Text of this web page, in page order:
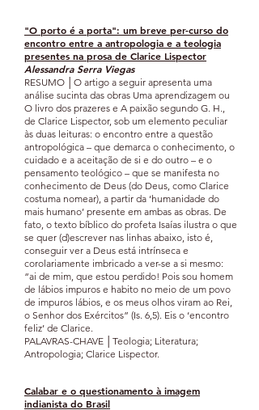
"O porto é a porta": um breve per-curso do
encontro entre a antropologia e a teologia
presentes na prosa de Clarice Lispector
Alessandra Serra Viegas​
RESUMO │O artigo a seguir apresenta uma
análise sucinta das obras Uma aprendizagem ou
O livro dos prazeres e A paixão segundo G. H.,
de Clarice Lispector, sob um elemento peculiar
às duas leituras: o encontro entre a questão
antropológica – que demarca o conhecimento, o
cuidado e a aceitação de si e do outro – e o
pensamento teológico – que se manifesta no
conhecimento de Deus (do Deus, como Clarice
costuma nomear), a partir da ‘humanidade do
mais humano’ presente em ambas as obras. De
fato, o texto bíblico do profeta Isaías ilustra o que
se quer (d)escrever nas linhas abaixo, isto é,
conseguir ver a Deus está intrínseca e
corolariamente imbricado a ver-se a si mesmo:
“ai de mim, que estou perdido! Pois sou homem
de lábios impuros e habito no meio de um povo
de impuros lábios, e os meus olhos viram ao Rei,
o Senhor dos Exércitos” (Is. 6,5). Eis o ‘encontro
feliz’ de Clarice.
PALAVRAS-CHAVE │Teologia; Literatura;
Antropologia; Clarice Lispector.
Calabar e o questionamento à imagem
indianista do Brasil